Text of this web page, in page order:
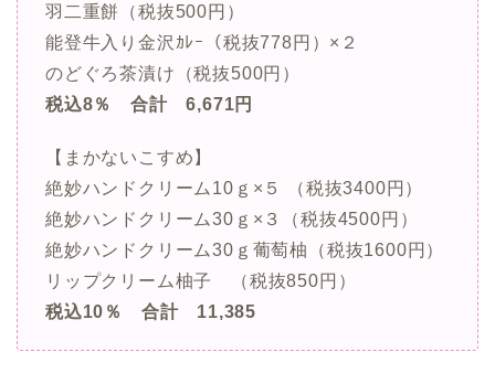
羽二重餅（税抜500円）
能登牛入り金沢ｶﾚｰ（税抜778円）×２
のどぐろ茶漬け（税抜500円）
税込8％ 合計 6,671円
【まかないこすめ】
絶妙ハンドクリーム10ｇ×５ （税抜3400円）
絶妙ハンドクリーム30ｇ×３（税抜4500円）
絶妙ハンドクリーム30ｇ葡萄柚（税抜1600円）
リップクリーム柚子 （税抜850円）
税込10％ 合計 11,385